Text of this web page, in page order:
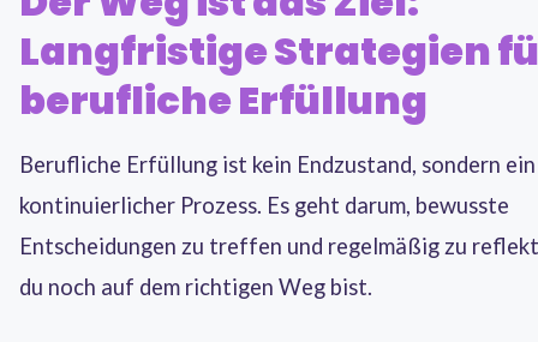
Langfristige Strategien
berufliche Erfüllung
Berufliche Erfüllung ist kein Endzustand, sondern ein
kontinuierlicher Prozess. Es geht darum, bewusste
Entscheidungen zu treffen und regelmäßig zu
du noch auf dem richtigen Weg bist.